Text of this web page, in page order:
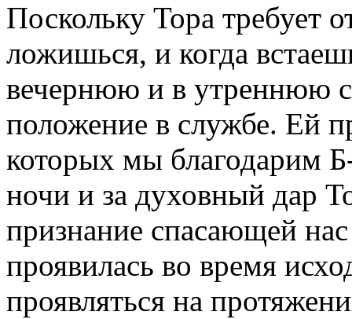
Поскольку Тора требует
ложишься, и когда
вечернюю и в утреннюю
положение в службе. Ей
которых мы благодарим
ночи и за духовный дар
признание спасающей
проявилась во время
проявляться на